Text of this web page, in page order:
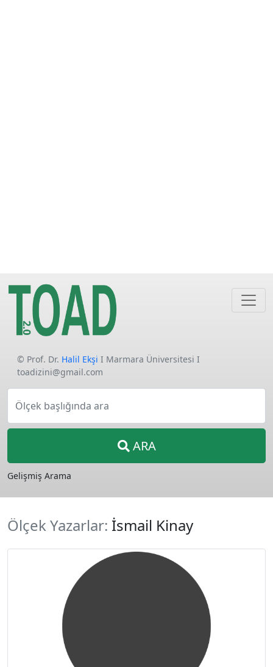
© Prof. Dr. Halil Ekşi I Marmara Üniversitesi I
toadizini@gmail.com
Ölçek başlığında ara
ARA
Gelişmiş Arama
Ölçek Yazarlar: İsmail Kinay